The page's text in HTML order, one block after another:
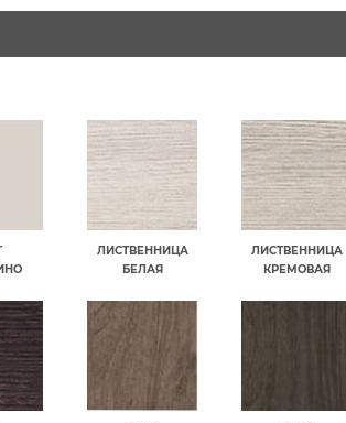
ЛИСТВЕННИЦА
БЕЛАЯ
ЛИСТВЕННИЦА
КРЕМОВАЯ